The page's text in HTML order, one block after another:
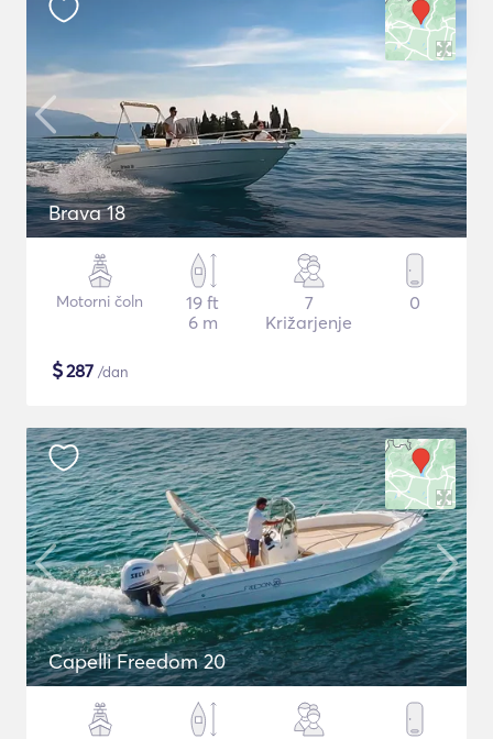
Brava 18
Motorni čoln
19 ft
6 m
7
Križarjenje
0
$287 /dan
Capelli Freedom 20